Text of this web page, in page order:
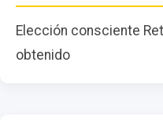
Elección consciente
obtenido